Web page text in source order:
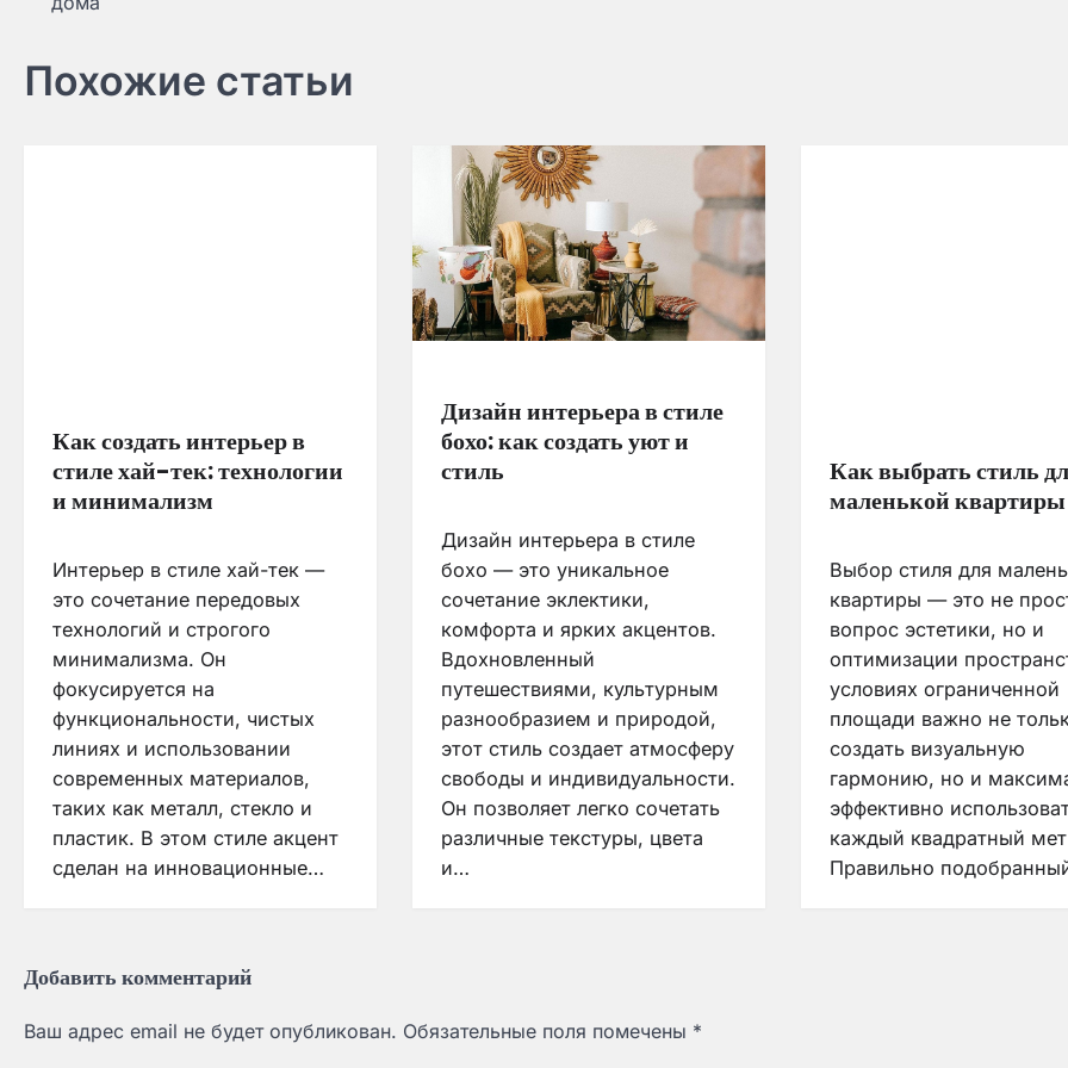
Похожие статьи
Как создать интерьер в
стиле хай-тек: технологии
и минимализм
Интерьер в стиле хай-тек —
это сочетание передовых
технологий и строгого
минимализма. Он
фокусируется на
функциональности, чистых
линиях и использовании
современных материалов,
таких как металл, стекло и
пластик. В этом стиле акцент
сделан на инновационные…
Дизайн интерьера в стиле
бохо: как создать уют и
стиль
Дизайн интерьера в стиле
бохо — это уникальное
сочетание эклектики,
комфорта и ярких акцентов.
Вдохновленный
путешествиями, культурным
разнообразием и природой,
этот стиль создает атмосферу
свободы и индивидуальности.
Он позволяет легко сочетать
различные текстуры, цвета
и…
Как выбрать стиль
маленькой квартиры
Выбор стиля для
квартиры — это не
вопрос эстетики, но и
оптимизации
условиях ограниченной
площади важно не
создать визуальную
гармонию, но и
эффективно
каждый квадратный
Правильно
Добавить комментарий
Ваш адрес email не будет опубликован. Обязательные поля помечены *